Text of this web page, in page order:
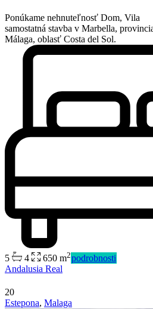
Ponúkame nehnuteľnosť Dom, Vila
samostatná stavba v Marbella,
Málaga, oblasť Costa del Sol.
5 4 650 m2podrobnosti
Andalusia Real
20
Estepona, Malaga